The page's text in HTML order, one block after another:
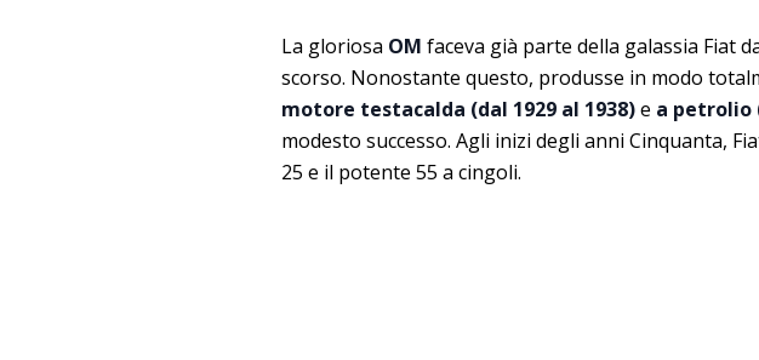
La gloriosa OM faceva già parte della galassia Fiat
scorso. Nonostante questo, produsse in modo
motore testacalda (dal 1929 al 1938)e a petrolio
modesto successo. Agli inizi degli anni Cinquanta,
25 e il potente 55 a cingoli.